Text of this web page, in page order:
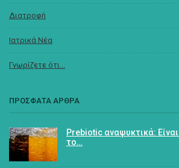
Διατροφή
Ιατρικά Νέα
Γνωρίζετε ότι...
ΠΡΟΣΦΑΤΑ ΑΡΘΡΑ
Prebiotic αναψυκτικά:
το…